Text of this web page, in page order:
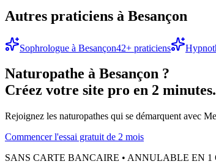
Autres praticiens à Besançon
Sophrologue à Besançon42+ praticiens
Naturopathe à Besançon ?
Créez votre site pro en 2 minutes.
Rejoignez les naturopathes qui se démarquent avec
Commencer l'essai gratuit de 2 mois
SANS CARTE BANCAIRE • ANNULABLE EN 1